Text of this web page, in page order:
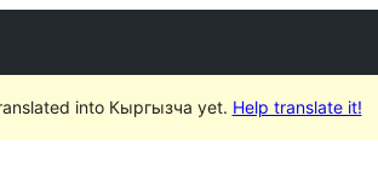
into Кыргызча yet. Help translate it!